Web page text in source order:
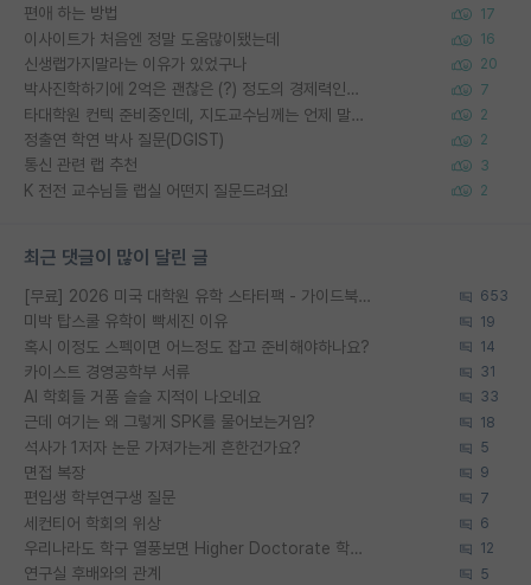
편애 하는 방법 17
이사이트가 처음엔 정말 도움많이됐는데 16
신생랩가지말라는 이유가 있었구나 20
박사진학하기에 2억은 괜찮은 (?) 정도의 경제력인가요 7
타대학원 컨텍 준비중인데, 지도교수님께는 언제 말씀드려야 할까요? 2
정출연 학연 박사 질문(DGIST) 2
통신 관련 랩 추천 3
K 전전 교수님들 랩실 어떤지 질문드려요! 2
최근 댓글이 많이 달린 글
[무료] 2026 미국 대학원 유학 스타터팩 - 가이드북 & 합격자 컨택메일 템플릿 653
미박 탑스쿨 유학이 빡세진 이유 19
혹시 이정도 스펙이면 어느정도 잡고 준비해야하나요? 14
카이스트 경영공학부 서류 31
AI 학회들 거품 슬슬 지적이 나오네요 33
근데 여기는 왜 그렇게 SPK를 물어보는거임? 18
석사가 1저자 논문 가져가는게 흔한건가요? 5
면접 복장 9
편입생 학부연구생 질문 7
세컨티어 학회의 위상 6
우리나라도 학구 열풍보면 Higher Doctorate 학위가 필요하다고 봅니다. 12
연구실 후배와의 관계 5